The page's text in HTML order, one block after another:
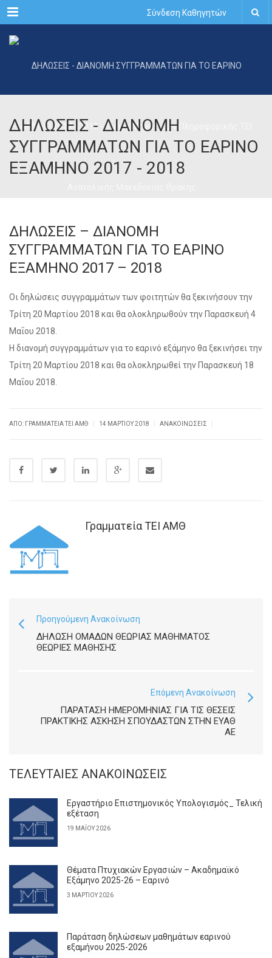
Menu Σύνδεση Καθηγητών
ΔΗΛΩΣΕΙΣ - ΔΙΑΝΟΜΗ
ΣΥΓΓΡΑΜΜΑΤΩΝ ΓΙΑ ΤΟ ΕΑΡΙΝΟ
ΕΞΑΜΗΝΟ 2017 - 2018
ΔΗΛΩΣΕΙΣ – ΔΙΑΝΟΜΗ
ΣΥΓΓΡΑΜΜΑΤΩΝ ΓΙΑ ΤΟ ΕΑΡΙΝΟ
ΕΞΑΜΗΝΟ 2017 – 2018
Οι δηλώσεις συγγραμμάτων των φοιτητών θα ξεκινήσουν την
Τρίτη 20 Μαρτίου 2018 και θα ολοκληρωθούν την Παρασκευή 4
Μαΐου 2018.
Η διανομή συγγραμμάτων για το εαρινό εξάμηνο θα ξεκινήσει την
Τρίτη 20 Μαρτίου 2018 και θα ολοκληρωθεί την Παρασκευή 18
Μαΐου 2018.
ΑΠΌ: ΓΡΑΜΜΑΤΕΊΑ ΤΕΙ ΑΜΘ 14 ΜΑΡΤΊΟΥ 2018 ΑΝΑΚΟΙΝΏΣΕΙΣ
Γραμματεία ΤΕΙ ΑΜΘ
Προηγούμενη Ανακοίνωση
ΔΉΛΩΣΗ ΟΜΆΔΩΝ ΘΕΩΡΙΑΣ ΜΑΘΉΜΑΤΟΣ
ΘΕΩΡΊΕΣ ΜΆΘΗΣΗΣ
Επόμενη Ανακοίνωση
ΠΑΡΆΤΑΣΗ ΗΜΕΡΟΜΗΝΊΑΣ ΓΙΑ ΤΙΣ ΘΈΣΕΙΣ
ΠΡΑΚΤΙΚΉΣ ΆΣΚΗΣΗ ΣΠΟΥΔΑΣΤΏΝ ΣΤΗΝ ΕΥΑΘ
ΑΕ
ΤΕΛΕΥΤΑΊΕΣ ΑΝΑΚΟΙΝΏΣΕΙΣ
Εργαστήριο Επιστημονικός Υπολογισμός_ Τελική
εξέταση
19 ΜΑΪ́ΟΥ 2026
Θέματα Πτυχιακών Εργασιών – Ακαδημαϊκό
Εξάμηνο 2025-26 – Εαρινό
3 ΜΑΡΤΊΟΥ 2026
Παράταση δηλώσεων μαθημάτων εαρινού
εξαμήνου 2025-2026